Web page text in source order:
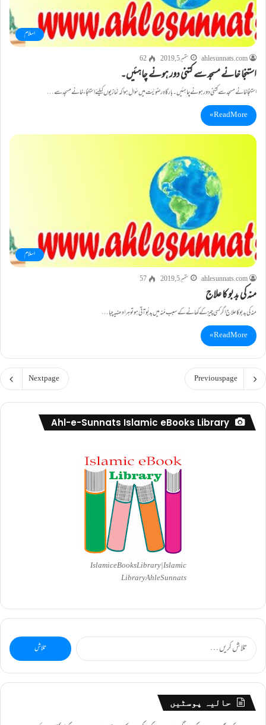
اسلام
ahlesunnats.com
ستمبر 5, 2019 62
استنجا خانے مسجد سے کتنی دور ہونے چاہئیں۔
استنجا خانے مسجد سے کتنی دور ہونے چاہئیں۔ بارگاہِ رضوِیَّت میں سُوال ہوا کہ نَمازیوں کیلئے اِستِنجاء خانے مسجِد سے…
Read More »
اسلام
ahlesunnats.com
ستمبر 5, 2019 57
منہ کی بدبو کا علاج
منہ کی بدبو کا علاج اگر کسی چیز کے کھانے کے سبب مُنہ میں بدبُو آتی ہوتو ہرا دھنیہ چبا…
Read More »
Previous page
Next page
Ahl-e-Sunnats Islamic eBooks Library
Islamic eBooks Library|Islamic
Library AhleSunnats
تلاش
کریں
حالیہ پوسٹیں